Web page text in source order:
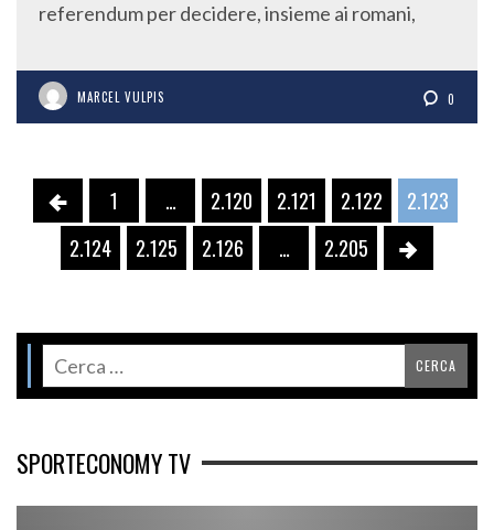
referendum per decidere, insieme ai romani,
MARCEL VULPIS 0
1 … 2.120 2.121 2.122
2.123
2.124
2.125 2.126 … 2.205
SPORTECONOMY TV